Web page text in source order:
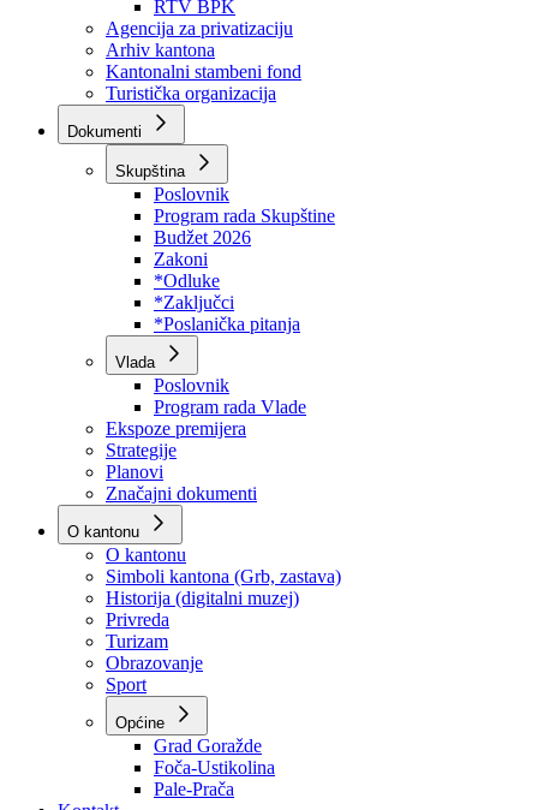
Javna preduzeća
BPK šume
RTV BPK
Agencija za privatizaciju
Arhiv kantona
Kantonalni stambeni fond
Turistička organizacija
Dokumenti
Skupština
Poslovnik
Program rada Skupštine
Budžet 2026
Zakoni
*Odluke
*Zaključci
*Poslanička pitanja
Vlada
Poslovnik
Program rada Vlade
Ekspoze premijera
Strategije
Planovi
Značajni dokumenti
O kantonu
O kantonu
Simboli kantona (Grb, zastava)
Historija (digitalni muzej)
Privreda
Turizam
Obrazovanje
Sport
Općine